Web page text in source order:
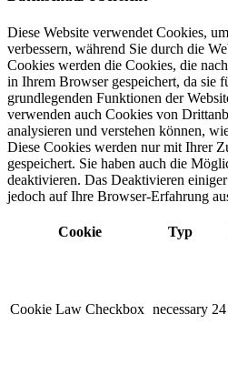
Diese Website verwendet Cookies,
verbessern, während Sie durch die
Cookies werden die Cookies, die
in Ihrem Browser gespeichert, da sie
grundlegenden Funktionen der
verwenden auch Cookies von
analysieren und verstehen können,
Diese Cookies werden nur mit Ihrer
gespeichert. Sie haben auch die
deaktivieren. Das Deaktivieren
jedoch auf Ihre Browser-Erfahrung
Cookie Typ
Cookie Law Checkbox necessary